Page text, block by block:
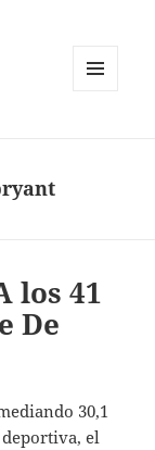
los 41
De
30,1
el